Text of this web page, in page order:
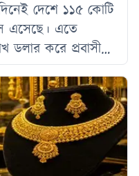
দেশে ১১৫ কোটি
এসেছে। এতে
ডলার করে প্রবাসী
ব্যাংকের তথ্য
তুলনায় চলতি
উল্লেখযোগ্য হারে
জানান। তিনি